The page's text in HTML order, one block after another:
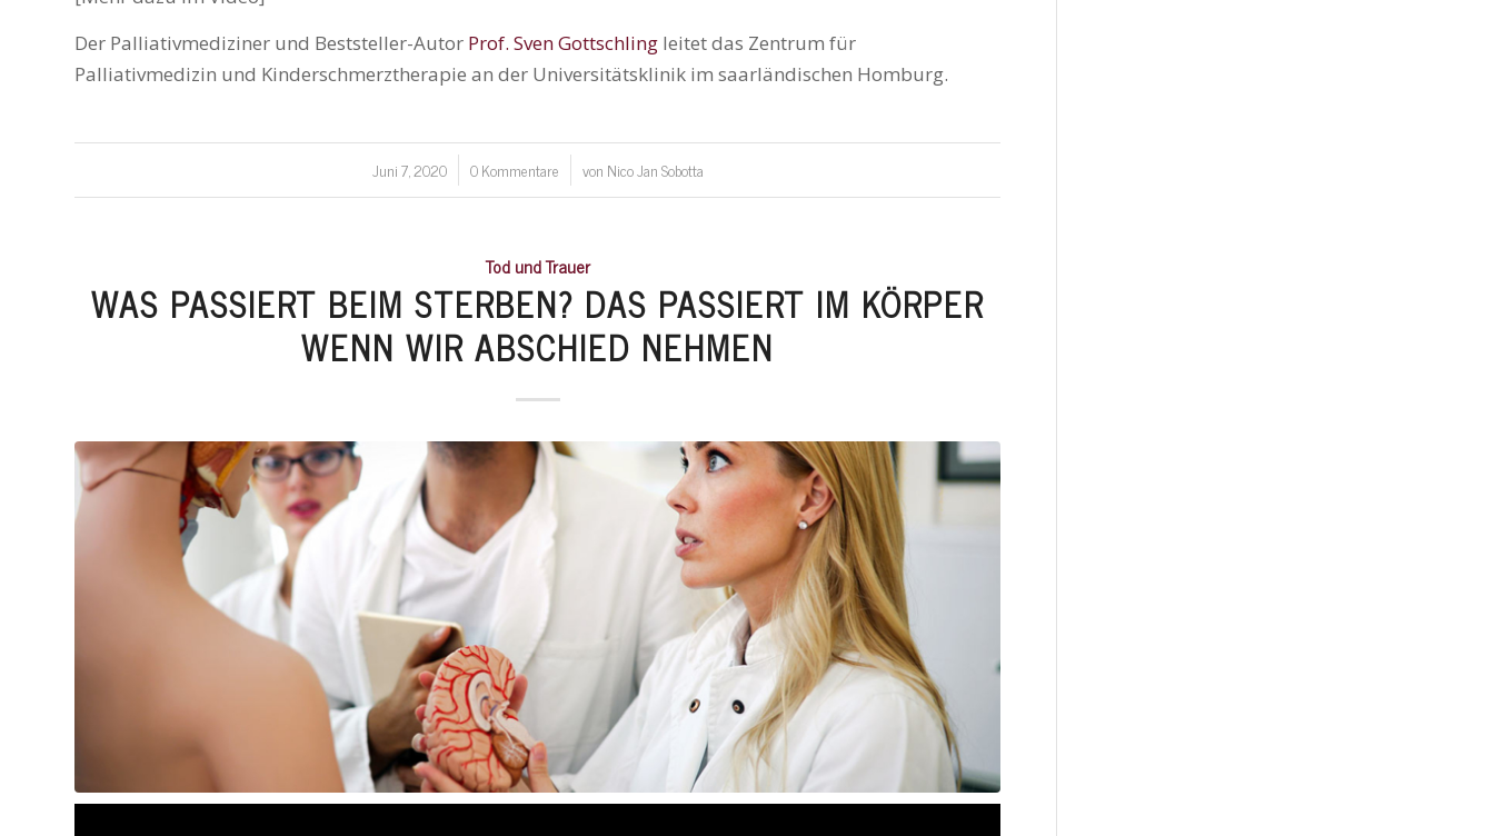
Der Palliativmediziner und Beststeller-Autor Prof. Sven Gottschling leitet das Zentrum für
Palliativmedizin und Kinderschmerztherapie an der Universitätsklinik im saarländischen Homburg.
Juni 7, 2020
/ 0 Kommentare
/ von Nico Jan Sobotta
Tod und Trauer
WAS PASSIERT BEIM STERBEN? DAS PASSIERT IM KÖRPER
WENN WIR ABSCHIED NEHMEN